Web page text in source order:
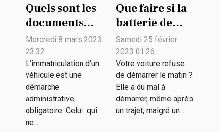
Quels sont les
documents
pour
immatriculer
un véhicule
allemand en
France ?
Mercredi 8 mars 2023
23:32
L’immatriculation d’un
véhicule est une
démarche
administrative
obligatoire. Celui qui
ne...
Que faire si la
batterie de
votre
hoverboard ne
tient plus la
charge ?
Samedi 25 février
2023 01:26
Votre voiture refuse
de démarrer le matin ?
Elle a du mal à
démarrer, même après
un trajet, malgré un...